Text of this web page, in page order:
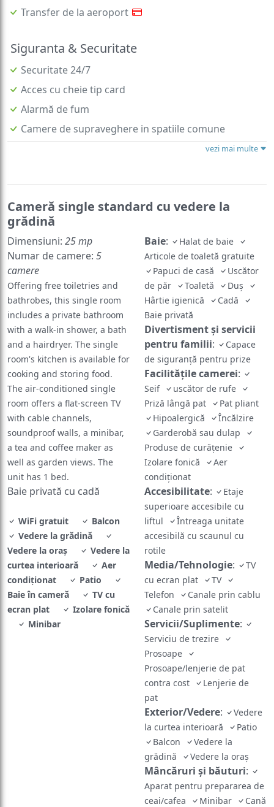
Transfer de la aeroport
Siguranta & Securitate
Securitate 24/7
Acces cu cheie tip card
Alarmă de fum
Camere de supraveghere in spatiile comune
vezi mai multe
Cameră single standard cu vedere la
grădină
Dimensiuni: 25 mp
Numar de camere: 5
camere
Offering free toiletries and
bathrobes, this single room
includes a private bathroom
with a walk-in shower, a bath
and a hairdryer. The single
room's kitchen is available for
cooking and storing food.
The air-conditioned single
room offers a flat-screen TV
with cable channels,
soundproof walls, a minibar,
a tea and coffee maker as
well as garden views. The
unit has 1 bed.
Baie privată cu cadă
WiFi gratuit
Balcon
Vedere la grădină
Vedere la oraș
Vedere la
curtea interioară
Aer
condiţionat
Patio
Baie în cameră
TV cu
ecran plat
Izolare fonică
Minibar
Baie:
Halat de baie
Articole de toaletă gratuite
Papuci de casă
Uscător
de păr
Toaletă
Duş
Hârtie igienică
Cadă
Baie privată
Divertisment și servicii
pentru familii:
Capace
de siguranță pentru prize
Facilităţile camerei:
Seif
uscător de rufe
Priză lângă pat
Pat pliant
Hipoalergică
Încălzire
Garderobă sau dulap
Produse de curățenie
Izolare fonică
Aer
condiţionat
Accesibilitate:
Etaje
superioare accesibile cu
liftul
Întreaga unitate
accesibilă cu scaunul cu
rotile
Media/Tehnologie:
TV
cu ecran plat
TV
Telefon
Canale prin cablu
Canale prin satelit
Servicii/Suplimente:
Serviciu de trezire
Prosoape
Prosoape/lenjerie de pat
contra cost
Lenjerie de
pat
Exterior/Vedere:
Vedere
la curtea interioară
Patio
Balcon
Vedere la
grădină
Vedere la oraș
Mâncăruri și băuturi:
Aparat pentru prepararea de
ceai/cafea
Minibar
Cană